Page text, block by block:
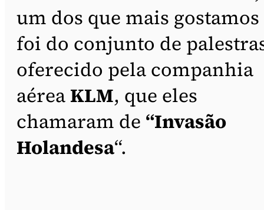
um dos que mais gostamos
foi do conjunto de
oferecido pela companhia
aérea KLM, que eles
chamaram de “Invasão
Holandesa“.